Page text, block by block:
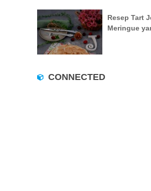
Resep Tart
Meringue
CONNECTED